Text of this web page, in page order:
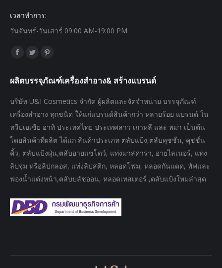
เวลาทำการ:
วันจันทร์-วันเสาร์ 09:00 AM-19:00 PM
Find us on:
Facebook
opens
in
new
window
Twitter
opens
new
window
Pinterest
opens
window
ผลิตบรรจุภัณฑ์เครื่องสำอาง& สร้างแบรนด์
บริษัท U&I Cosmetics จำกัด ผู้ผลิตและจัดจำหน่าย บรรจุภัณฑ์
เครื่องสำอาง ทุกชนิด ให้แก่แบรนด์สินค้ากว่า หลายร้อย แบรนด์ ใน
ทวีปเอเชีย อาทิ ประเทศไทย ประเทศลาว เกาหลี และ พม่า เป็นต้น
โดยสินค้าที่ผลิต ได้แก่ สินค้าประเภท ตลับแป้ง,ตลับคุชชั่น, คุชชั่น
คิ้ว, ตลับแป้งฝุ่น,ตลับอายแชโดว์, แท่งมาสคาร่า, อายไลเนอร์, แท่ง
ลิปจุ่ม หรือลิปกลอส, แท่งลิปสติก, หลอดโฟม, หลอดกันแดด, พัฟและ
ฟองน้ำแต่งหน้า,ตลับบลัชออน, หลอดเทสเตอร์ ,ตลับแป้งใหม่ล่าสุด